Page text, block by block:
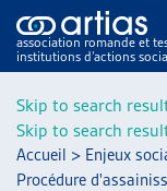
Skip to search
Skip to search
association romande et
institutions d’actions
Accueil > Enjeux
Procédure